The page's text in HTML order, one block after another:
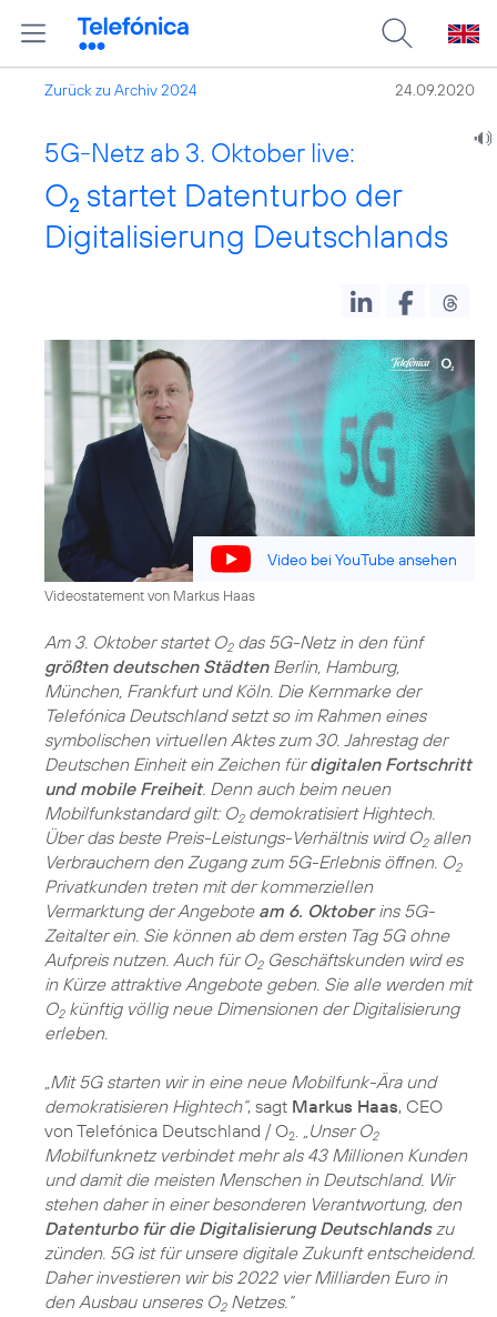
Zurück zu Archiv 2024 24.09.2020
5G-Netz ab 3. Oktober live:
O2 startet Datenturbo der
Digitalisierung Deutschlands
Video bei YouTube ansehen
Videostatement von Markus Haas
Am 3. Oktober startet O2das 5G-Netz in den fünf
größten deutschen StädtenBerlin, Hamburg,
München, Frankfurt und Köln. Die Kernmarke der
Telefónica Deutschland setzt so im Rahmen eines
symbolischen virtuellen Aktes zum 30. Jahrestag der
Deutschen Einheit ein Zeichen fürdigitalen Fortschritt
und mobile Freiheit. Denn auch beim neuen
Mobilfunkstandard gilt: O2demokratisiert Hightech.
Über das beste Preis-Leistungs-Verhältnis wird O2allen
Verbrauchern den Zugang zum 5G-Erlebnis öffnen. O2
Privatkunden treten mit der kommerziellen
Vermarktung der Angebote am 6. Oktoberins 5G-
Zeitalter ein. Sie können ab dem ersten Tag 5G ohne
Aufpreis nutzen. Auch für O2Geschäftskunden wird es
in Kürze attraktive Angebote geben. Sie alle werden mit
O2künftig völlig neue Dimensionen der Digitalisierung
erleben.
„Mit 5G starten wir in eine neue Mobilfunk-Ära und
demokratisieren Hightech“, sagt Markus Haas, CEO
von Telefónica Deutschland / O2. „Unser O2
Mobilfunknetz verbindet mehr als 43 Millionen Kunden
und damit die meisten Menschen in Deutschland. Wir
stehen daher in einer besonderen Verantwortung, den
Datenturbo für die Digitalisierung Deutschlandszu
zünden. 5G ist für unsere digitale Zukunft entscheidend.
Daher investieren wir bis 2022 vier Milliarden Euro in
den Ausbau unseres O2Netzes.“